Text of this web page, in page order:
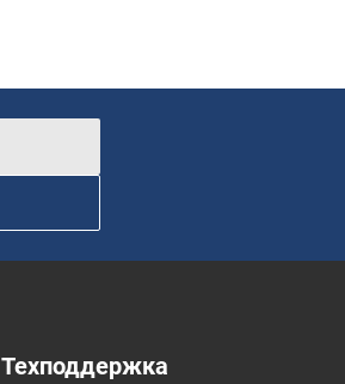
Техподдержка